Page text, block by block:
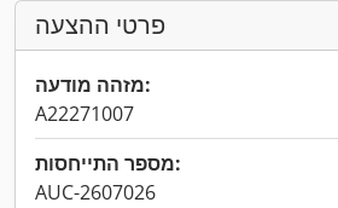
פרטי ההצעה
מזהה מודעה:
A22271007
מספר התייחסות:
AUC-2607026